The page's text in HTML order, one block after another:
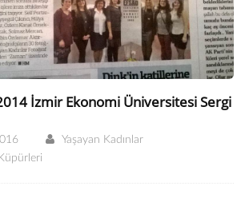
İzmir Ekonomi Üniversitesi Sergi
Yaşayan Kadınlar